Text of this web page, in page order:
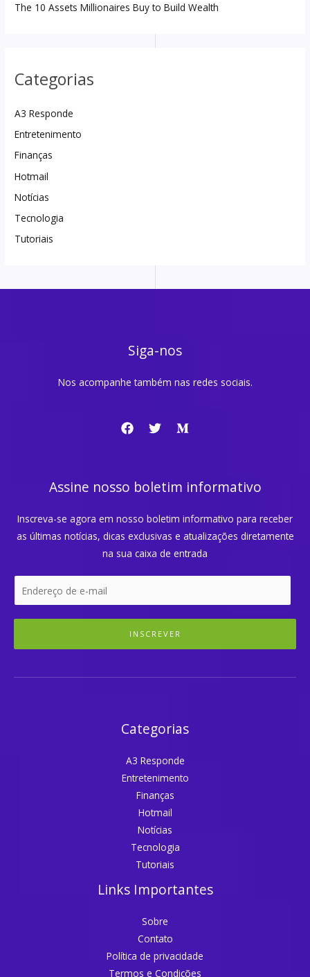
The 10 Assets Millionaires Buy to Build Wealth
Categorias
A3 Responde
Entretenimento
Finanças
Hotmail
Notícias
Tecnologia
Tutoriais
Siga-nos
Nos acompanhe também nas redes sociais.
Assine nosso boletim informativo
Inscreva-se agora em nosso boletim informativo para receber
as últimas notícias, dicas exclusivas e atualizações diretamente
na sua caixa de entrada
INSCREVER
Categorias
A3 Responde
Entretenimento
Finanças
Hotmail
Notícias
Tecnologia
Tutoriais
Links Importantes
Sobre
Contato
Política de privacidade
Termos e Condições